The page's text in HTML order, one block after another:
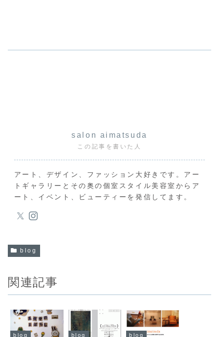
salon aimatsuda
この記事を書いた人
アート、デザイン、ファッション大好きです。アー
トギャラリーとその奥の個室スタイル美容室からア
ート、イベント、ビューティーを発信してます。
blog
関連記事
blog blog blog